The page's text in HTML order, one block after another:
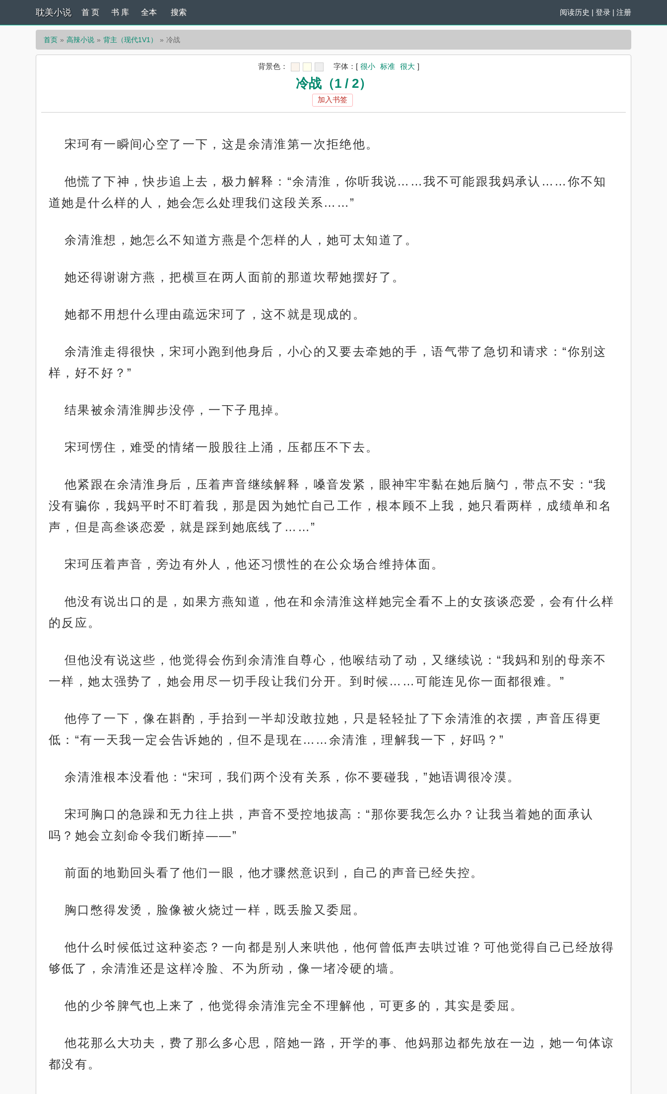
耽美小说 阅读历史 | 登录 | 注册
首 页 书 库 全本 搜索
首页 高辣小说 背主（现代1V1） 冷战
背景色： 字体： [ 很小 标准 很大 ]
冷战（1 / 2）
加入书签
宋珂有一瞬间心空了一下，这是余清淮第一次拒绝他。
他慌了下神，快步追上去，极力解释：“余清淮，你听我说……我不可能跟我妈承认……你不知
道她是什么样的人，她会怎么处理我们这段关系……”
余清淮想，她怎么不知道方燕是个怎样的人，她可太知道了。
她还得谢谢方燕，把横亘在两人面前的那道坎帮她摆好了。
她都不用想什么理由疏远宋珂了，这不就是现成的。
余清淮走得很快，宋珂小跑到他身后，小心的又要去牵她的手，语气带了急切和请求：“你别这
样，好不好？”
结果被余清淮脚步没停，一下子甩掉。
宋珂愣住，难受的情绪一股股往上涌，压都压不下去。
他紧跟在余清淮身后，压着声音继续解释，嗓音发紧，眼神牢牢黏在她后脑勺，带点不安：“我
没有骗你，我妈平时不盯着我，那是因为她忙自己工作，根本顾不上我，她只看两样，成绩单和名
声，但是高叁谈恋爱，就是踩到她底线了……”
宋珂压着声音，旁边有外人，他还习惯性的在公众场合维持体面。
他没有说出口的是，如果方燕知道，他在和余清淮这样她完全看不上的女孩谈恋爱，会有什么样
的反应。
但他没有说这些，他觉得会伤到余清淮自尊心，他喉结动了动，又继续说：“我妈和别的母亲不
一样，她太强势了，她会用尽一切手段让我们分开。到时候……可能连见你一面都很难。”
他停了一下，像在斟酌，手抬到一半却没敢拉她，只是轻轻扯了下余清淮的衣摆，声音压得更
低：“有一天我一定会告诉她的，但不是现在……余清淮，理解我一下，好吗？”
余清淮根本没看他：“宋珂，我们两个没有关系，你不要碰我，”她语调很冷漠。
宋珂胸口的急躁和无力往上拱，声音不受控地拔高：“那你要我怎么办？让我当着她的面承认
吗？她会立刻命令我们断掉——”
前面的地勤回头看了他们一眼，他才骤然意识到，自己的声音已经失控。
胸口憋得发烫，脸像被火烧过一样，既丢脸又委屈。
他什么时候低过这种姿态？一向都是别人来哄他，他何曾低声去哄过谁？可他觉得自己已经放得
够低了，余清淮还是这样冷脸、不为所动，像一堵冷硬的墙。
他的少爷脾气也上来了，他觉得余清淮完全不理解他，可更多的，其实是委屈。
他花那么大功夫，费了那么多心思，陪她一路，开学的事、他妈那边都先放在一边，她一句体谅
都没有。